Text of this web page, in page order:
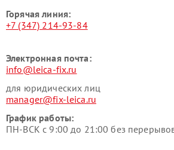
Горячая линия:
+7 (347) 214-93-84
Электронная почта:
info@leica-fix.ru
для юридических лиц
manager@fix-leica.ru
График работы:
ПН-ВСК с 9:00 до 21:00 без